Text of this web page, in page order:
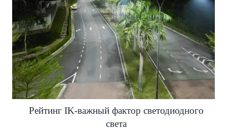
Рейтинг IK-важный фактор светодиодного
света